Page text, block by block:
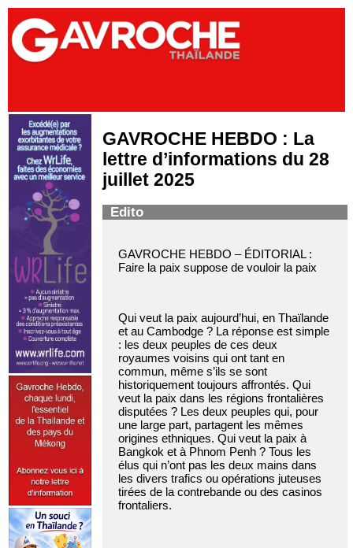
GAVROCHE HEBDO : La
lettre d’informations du 28
juillet 2025
Edito
GAVROCHE HEBDO – ÉDITORIAL :
Faire la paix suppose de vouloir la paix
Qui veut la paix aujourd’hui, en Thaïlande
et au Cambodge ? La réponse est simple
: les deux peuples de ces deux
royaumes voisins qui ont tant en
commun, même s’ils se sont
historiquement toujours affrontés. Qui
veut la paix dans les régions frontalières
disputées ? Les deux peuples qui, pour
une large part, partagent les mêmes
origines ethniques. Qui veut la paix à
Bangkok et à Phnom Penh ? Tous les
élus qui n’ont pas les deux mains dans
les divers trafics ou opérations juteuses
tirées de la contrebande ou des casinos
frontaliers.